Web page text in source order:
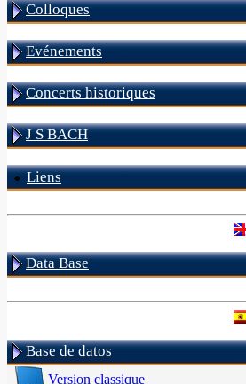
Colloques
Evénements
Concerts historiques
J S BACH
Liens
Data Base
Base de datos
Version classique